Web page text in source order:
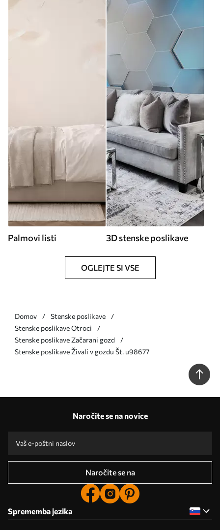
Palmovi listi 3D stenske poslikave
OGLEJTE SI VSE
Domov
Stenske poslikave
Stenske poslikave Otroci
Stenske poslikave Začarani gozd
Stenske poslikave Živali v gozdu Št. u98677
Naročite se na novice
Naročite se na
Sprememba jezika